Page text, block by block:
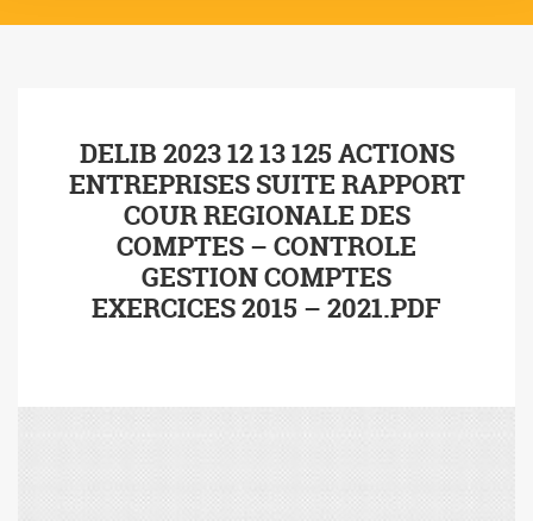
qui présente la ville,
programmation
culturelle, la vie
associative,…
DELIB 2023 12 13 125 ACTIONS
ENTREPRISES SUITE RAPPORT
COUR REGIONALE DES
COMPTES – CONTROLE
GESTION COMPTES
EXERCICES 2015 – 2021.PDF